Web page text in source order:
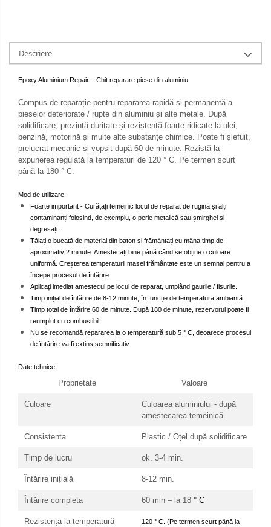
Descriere
Epoxy Aluminium Repair – Chit reparare piese din aluminiu
Compus de reparație pentru repararea rapidă și permanentă a
pieselor deteriorate / rupte din aluminiu și alte metale. După
solidificare, prezintă duritate și rezistență foarte ridicate la ulei,
benzină, motorină și multe alte substanțe chimice. Poate fi șlefuit,
prelucrat mecanic și vopsit după 60 de minute. Rezistă la
expunerea regulată la temperaturi de 120 ° C. Pe termen scurt
până la 180 ° C.
Mod de utilizare:
Foarte important - Curățați temeinic locul de reparat de rugină și alți
contaminanți folosind, de exemplu, o perie metalică sau șmirghel și
degresați.
Tăiați o bucată de material din baton și frământați cu mâna timp de
aproximativ 2 minute. Amestecați bine până când se obține o culoare
uniformă. Creșterea temperaturii masei frământate este un semnal pentru a
începe procesul de întărire.
Aplicați imediat amestecul pe locul de reparat, umplând gaurile / fisurile.
Timp inițial de întărire de 8-12 minute, în funcție de temperatura ambiantă.
Timp total de întărire 60 de minute. După 180 de minute, rezervorul poate fi
reumplut cu combustibil.
Nu se recomandă repararea la o temperatură sub 5 ° C, deoarece procesul
de întărire va fi extins semnificativ.
Date tehnice:
Proprietate Valoare
Culoare
Culoarea aluminiului - după
amestecarea temeinică
Consistenta Plastic / Oțel după solidificare
Timp de lucru ok. 3-4 min.
Întărire inițială 8-12 min.
Întărire completa 60 min – la 18 ° C
Rezistența la temperatură
120 ° C. (Pe termen scurt până la